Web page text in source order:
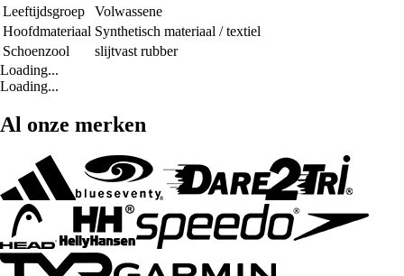
Leeftijdsgroep
Volwassene
Hoofdmateriaal Synthetisch materiaal / textiel
Schoenzool
slijtvast rubber
Loading...
Loading...
Al onze merken